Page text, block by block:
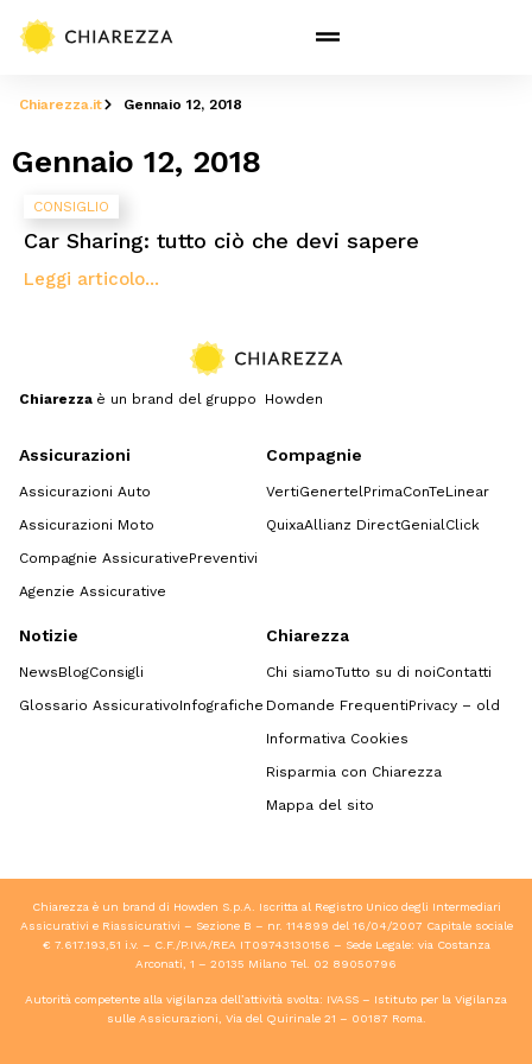
Chiarezza.it Gennaio 12, 2018
Gennaio 12, 2018
CONSIGLIO
Car Sharing: tutto ciò che devi sapere
Leggi articolo...
Chiarezza è un brand del gruppo Howden
Assicurazioni
Assicurazioni Auto
Assicurazioni Moto
Compagnie AssicurativePreventivi
Agenzie Assicurative
Compagnie
VertiGenertel PrimaConTeLinear
QuixaAllianz DirectGenialClick
Notizie
NewsBlogConsigli
Glossario AssicurativoInfografiche
Chiarezza
Chi siamoTutto su di noiContatti
Domande FrequentiPrivacy – old
Informativa Cookies
Risparmia con Chiarezza
Mappa del sito
Chiarezza è un brand di Howden S.p.A. Iscritta al Registro Unico degli Intermediari
Assicurativi e Riassicurativi – Sezione B – nr. 114899 del 16/04/2007 Capitale sociale
€ 7.617.193,51 i.v. – C.F./P.IVA/REA IT09743130156 – Sede Legale: via Costanza
Arconati, 1 – 20135 Milano Tel. 02 89050796
Autorità competente alla vigilanza dell’attività svolta: IVASS – Istituto per la Vigilanza
sulle Assicurazioni, Via del Quirinale 21 – 00187 Roma.